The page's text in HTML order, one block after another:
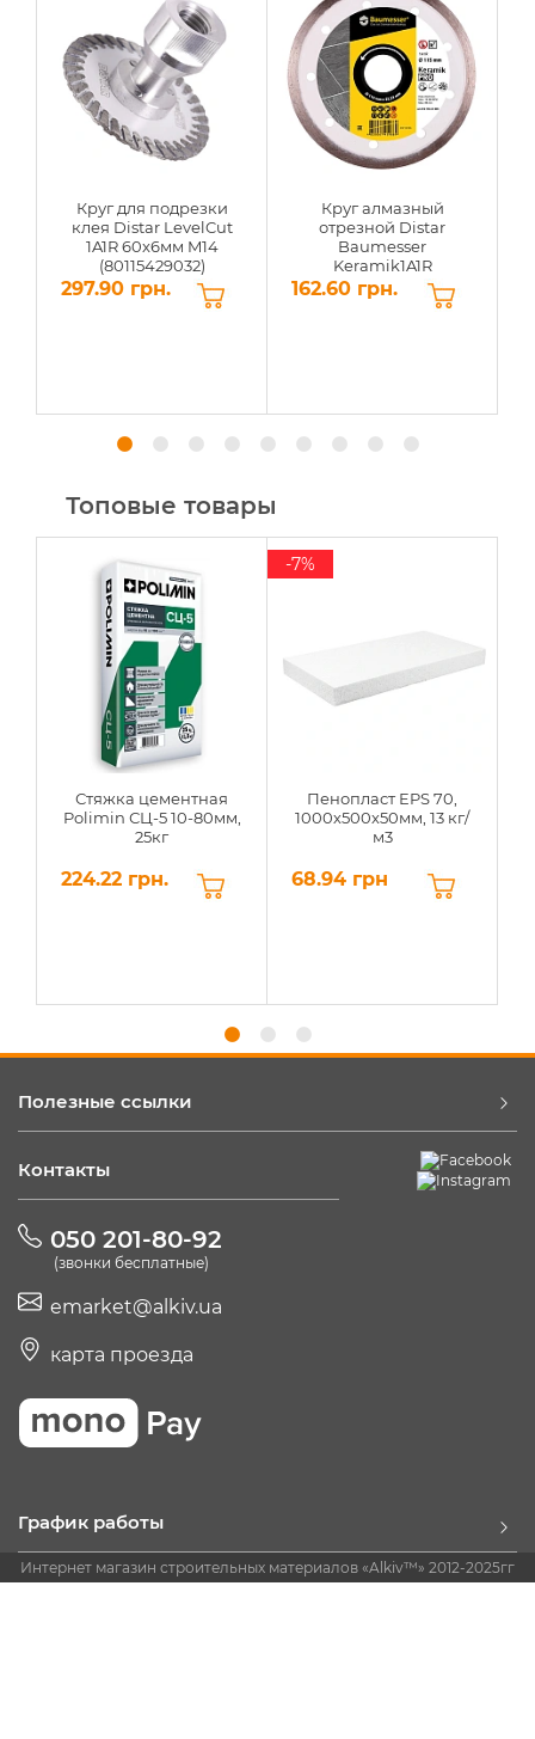
Круг для подрезки
клея Distar LevelCut
1A1R 60x6мм M14
(80115429032)
297.90 грн.
Круг алмазный
отрезной Distar
Baumesser
Keramik1A1R
115x1,4x8x22,23мм
(91315095009)
162.60 грн.
Топовые товары
Стяжка цементная
Polimin СЦ-5 10-80мм,
25кг
224.22 грн.
Пенопласт EPS 70,
1000х500х50мм, 13 кг/
м3
68.94 грн
-7%
Полезные ссылки
Контакты
050 201-80-92
(звонки бесплатные)
emarket@alkiv.ua
карта проезда
График работы
Интернет магазин строительных материалов «Alkiv™» 2012-2025гг